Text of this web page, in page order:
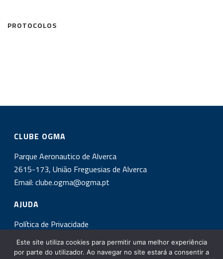
PROTOCOLOS
CLUBE OGMA
Parque Aeronautico de Alverca
2615-173, União Freguesias de Alverca
Email:clube.ogma@ogma.pt
AJUDA
Política de Privacidade
INSCREVA-SE NA NOSSA NEWSLETTER!
Este site utiliza cookies para permitir uma melhor experiência
por parte do utilizador. Ao navegar no site estará a consentir a